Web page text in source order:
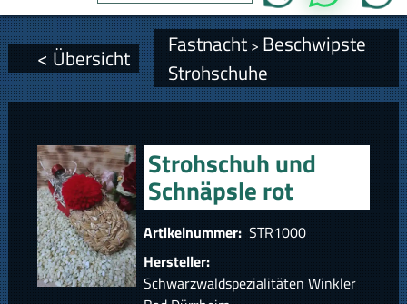
< Übersicht Fastnacht> Beschwipste
Strohschuhe
Strohschuh und
Schnäpsle rot
Artikelnummer: STR1000
Hersteller:
Schwarzwaldspezialitäten Winkler